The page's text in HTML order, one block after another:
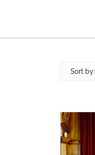
Sort by: